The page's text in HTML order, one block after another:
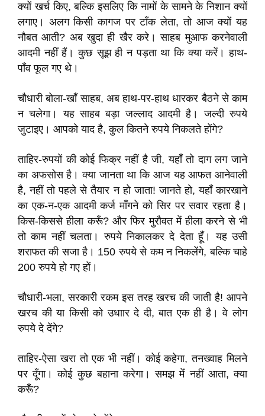
क्यों खर्च किए, बल्कि इसलिए कि नामों के सामने के निशान क्यों
लगाए। अलग किसी कागज पर टाँक लेता, तो आज क्यों यह
नौबत आती? अब खुदा ही खैर करे। साहब मुआफ करनेवाली
आदमी नहीं हैं। कुछ सूझ ही न पड़ता था कि क्या करें। हाथ-
पाँव फूल गए थे।
चौधारी बोला-खाँ साहब, अब हाथ-पर-हाथ धारकर बैठने से काम
न चलेगा। यह साहब बड़ा जल्लाद आदमी है। जल्दी रुपये
जुटाइए। आपको याद है, कुल कितने रुपये निकलते होंगे?
ताहिर-रुपयों की कोई फिक्र नहीं है जी, यहाँ तो दाग लग जाने
का अफसोस है। क्या जानता था कि आज यह आफत आनेवाली
है, नहीं तो पहले से तैयार न हो जाता! जानते हो, यहाँ कारखाने
का एक-न-एक आदमी कर्ज माँगने को सिर पर सवार रहता है।
किस-किससे हीला करूँ? और फिर मुरौवत में हीला करने से भी
तो काम नहीं चलता। रुपये निकालकर दे देता हूँ। यह उसी
शराफत की सजा है। 150 रुपये से कम न निकलेंगे, बल्कि चाहे
200 रुपये हो गए हों।
चौधारी-भला, सरकारी रकम इस तरह खरच की जाती है! आपने
खरच की या किसी को उधाार दे दी, बात एक ही है। वे लोग
रुपये दे देंगे?
ताहिर-ऐसा खरा तो एक भी नहीं। कोई कहेगा, तनख्वाह मिलने
पर दूँगा। कोई कुछ बहाना करेगा। समझ मेंं नहीं आता, क्या
करूँ?